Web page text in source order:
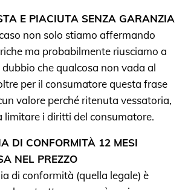
E PIACIUTA SENZA GARANZIA
non solo stiamo affermando
ma probabilmente riusciamo a
che qualcosa non vada al
per il consumatore questa frase
valore perché ritenuta vessatoria,
limitare i diritti del consumatore.
DI CONFORMITÀ 12 MESI
NEL PREZZO
di conformità (quella legale) è